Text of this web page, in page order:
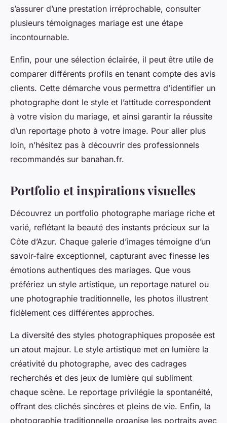
s’assurer d’une prestation irréprochable, consulter
plusieurs témoignages mariage est une étape
incontournable.
Enfin, pour une sélection éclairée, il peut être utile de
comparer différents profils en tenant compte des avis
clients. Cette démarche vous permettra d’identifier un
photographe dont le style et l’attitude correspondent
à votre vision du mariage, et ainsi garantir la réussite
d’un reportage photo à votre image. Pour aller plus
loin, n’hésitez pas à découvrir des professionnels
recommandés sur banahan.fr.
Portfolio et inspirations visuelles
Découvrez un portfolio photographe mariage riche et
varié, reflétant la beauté des instants précieux sur la
Côte d’Azur. Chaque galerie d’images témoigne d’un
savoir-faire exceptionnel, capturant avec finesse les
émotions authentiques des mariages. Que vous
préfériez un style artistique, un reportage naturel ou
une photographie traditionnelle, les photos illustrent
fidèlement ces différentes approches.
La diversité des styles photographiques proposée est
un atout majeur. Le style artistique met en lumière la
créativité du photographe, avec des cadrages
recherchés et des jeux de lumière qui subliment
chaque scène. Le reportage privilégie la spontanéité,
offrant des clichés sincères et pleins de vie. Enfin, la
photographie traditionnelle organise les portraits avec